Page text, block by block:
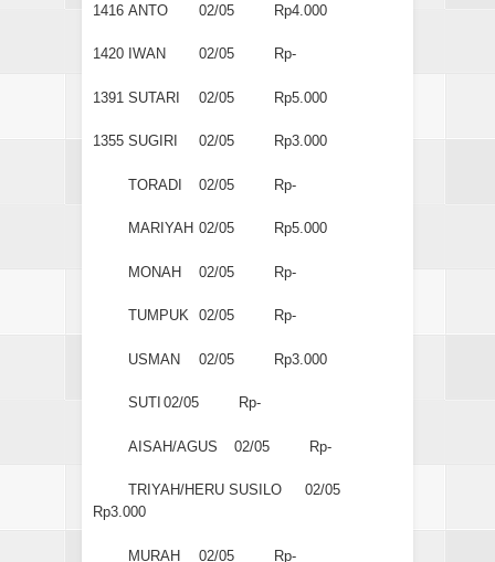
1416 ANTO 02/05 Rp4.000
1420 IWAN 02/05 Rp-
1391 SUTARI 02/05 Rp5.000
1355 SUGIRI 02/05 Rp3.000
TORADI 02/05 Rp-
MARIYAH 02/05 Rp5.000
MONAH 02/05 Rp-
TUMPUK 02/05 Rp-
USMAN 02/05 Rp3.000
SUTI 02/05 Rp-
AISAH/AGUS 02/05 Rp-
TRIYAH/HERU SUSILO
02/05
Rp3.000
MURAH 02/05 Rp-